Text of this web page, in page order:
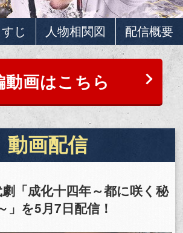
じ 人物相関図 配信概要
動画はこちら
動画配信
「成化十四年～都に咲く秘
」を5月7日配信！